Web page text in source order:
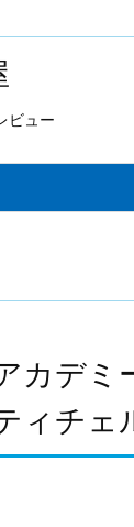
ビュー
カデ
チェ